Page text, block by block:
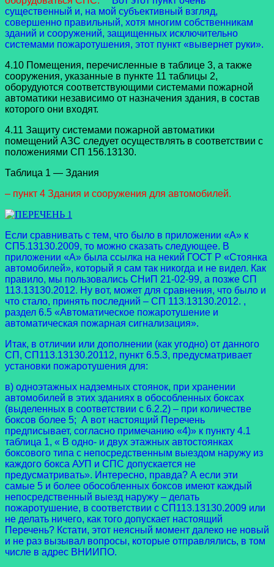
существенный и, на мой субъективный взгляд,
совершенно правильный, хотя многим собственникам
зданий и сооружений, защищенных исключительно
системами пожаротушения, этот пункт «вывернет руки».
4.10 Помещения, перечисленные в таблице 3, а также
сооружения, указанные в пункте 11 таблицы 2,
оборудуются соответствующими системами пожарной
автоматики независимо от назначения здания, в состав
которого они входят.
4.11 Защиту системами пожарной автоматики
помещений АЗС следует осуществлять в соответствии с
положениями СП 156.13130.
Таблица 1 — Здания
– пункт 4 Здания и сооружения для автомобилей.
Если сравнивать с тем, что было в приложении «А» к
СП5.13130.2009, то можно сказать следующее. В
приложении «А» была ссылка на некий ГОСТ Р «Стоянка
автомобилей», который я сам так никогда и не видел. Как
правило, мы пользовались СНиП 21-02-99, а позже СП
113.13130.2012. Ну вот, может для сравнения, что было и
что стало, принять последний – СП 113.13130.2012. ,
раздел 6.5 «Автоматическое пожаротушение и
автоматическая пожарная сигнализация».
Итак, в отличии или дополнении (как угодно) от данного
СП, СП113.13130.20112, пункт 6.5.3, предусматривает
установки пожаротушения для:
в) одноэтажных надземных стоянок, при хранении
автомобилей в этих зданиях в обособленных боксах
(выделенных в соответствии с 6.2.2) – при количестве
боксов более 5; А вот настоящий Перечень
предписывает, согласно примечанию «4)» к пункту 4.1
таблица 1, « В одно- и двух этажных автостоянках
боксового типа с непосредственным выездом наружу из
каждого бокса АУП и СПС допускается не
предусматривать». Интересно, правда? А если эти
самые 5 и более обособленных боксов имеют каждый
непосредственный выезд наружу – делать
пожаротушение, в соответствии с СП113.13130.2009 или
не делать ничего, как того допускает настоящий
Перечень? Кстати, этот неясный момент далеко не новый
и не раз вызывал вопросы, которые отправлялись, в том
числе в адрес ВНИИПО.